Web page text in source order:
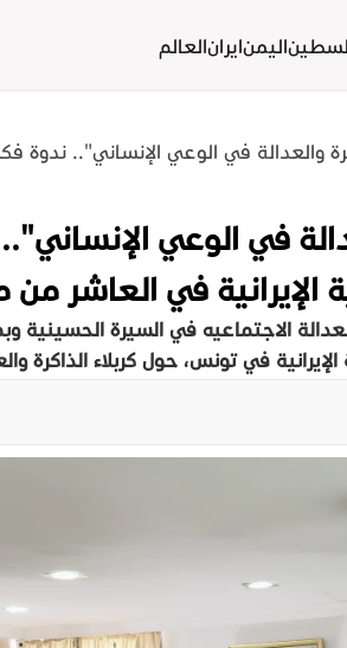
اليمنايرانالعالم
والعدالة في الوعي الإنساني"..
في الوعي
الإيرانية في العاشر
الاجتماعيه في السيرة
في تونس، حول كربلاء الذاكرة